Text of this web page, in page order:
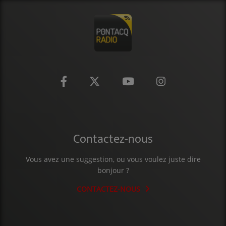
Contactez-nous
Vous avez une suggestion, ou vous voulez juste dire
bonjour ?
CONTACTEZ-NOUS